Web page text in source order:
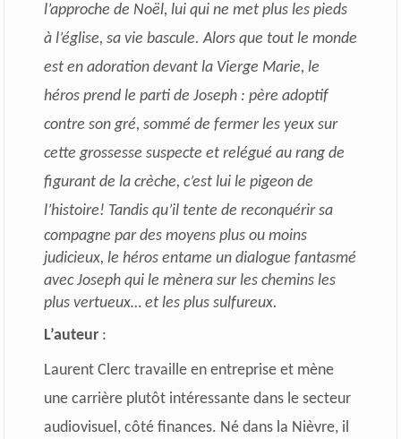
l’approche de Noël, lui qui ne met plus les pieds
à l’église, sa vie bascule. Alors que tout le monde
est en adoration devant la Vierge Marie, le
héros prend le parti de Joseph : père adoptif
contre son gré, sommé de fermer les yeux sur
cette grossesse suspecte et relégué au rang de
figurant de la crèche, c’est lui le pigeon de
l’histoire! Tandis qu’il tente de reconquérir sa
compagne par des moyens plus ou moins
judicieux, le héros entame un dialogue fantasmé
avec Joseph qui le mènera sur les chemins les
plus vertueux… et les plus sulfureux.
L’auteur:
Laurent Clerc travaille en entreprise et mène
une carrière plutôt intéressante dans le secteur
audiovisuel, côté finances. Né dans la Nièvre, il